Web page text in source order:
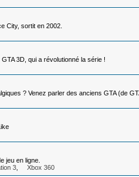
City, sortit en 2002.
3D, qui a révolutionné la série !
? Venez parler des anciens GTA (de
jeu en ligne.
3, Xbox 360